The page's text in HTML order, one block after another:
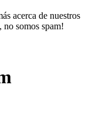
acerca de nuestros
no somos spam!